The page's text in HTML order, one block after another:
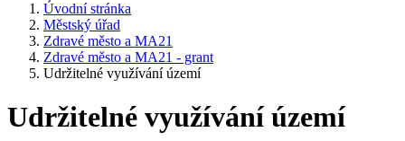
Úvodní stránka
Městský úřad
Zdravé město a MA21
Zdravé město a MA21 - grant
Udržitelné využívání území
Udržitelné využívání území